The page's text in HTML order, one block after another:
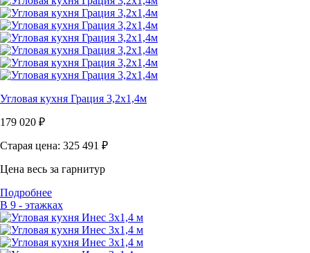
Угловая кухня Грация 3,2х1,4м
179 020 ₽
Старая цена: 325 491 ₽
Цена весь за гарнитур
Подробнее
В 9 - этажках